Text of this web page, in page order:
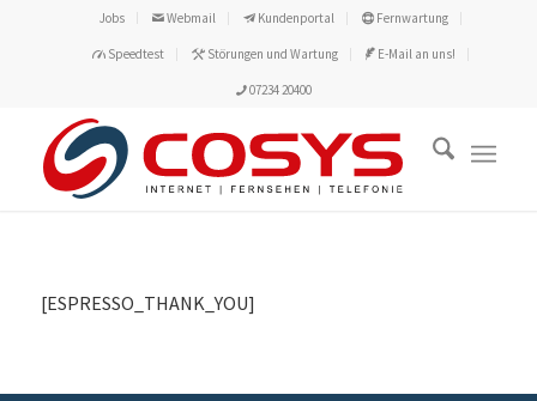
Jobs Webmail Kundenportal Fernwartung
Speedtest Störungen und Wartung E-Mail an uns!
07234 20400
[ESPRESSO_THANK_YOU]